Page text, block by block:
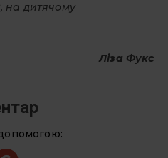
на дитячому
Ліза Фукс